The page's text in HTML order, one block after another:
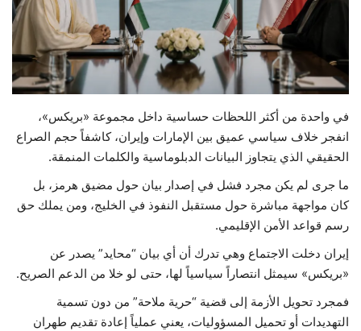
في واحدة من أكثر اللحظات حساسية داخل مجموعة «بريكس»،
انفجر خلاف سياسي عميق بين الإمارات وإيران، كاشفاً حجم الصراع
الحقيقي الذي يتجاوز البيانات الدبلوماسية والكلمات المنمقة.
ما جرى لم يكن مجرد فشل في إصدار بيان حول مضيق هرمز، بل
كان مواجهة مباشرة حول مستقبل النفوذ في الخليج، ومن يملك حق
رسم قواعد الأمن الإقليمي.
إيران دخلت الاجتماع وهي تدرك أن أي بيان “محايد” يصدر عن
«بريكس» سيمثل انتصاراً سياسياً لها، حتى لو خلا من الدعم الصريح.
فمجرد تحويل الأزمة إلى قضية “حرية ملاحة” من دون تسمية
التهديدات أو تحميل المسؤوليات، يعني عملياً إعادة تقديم طهران